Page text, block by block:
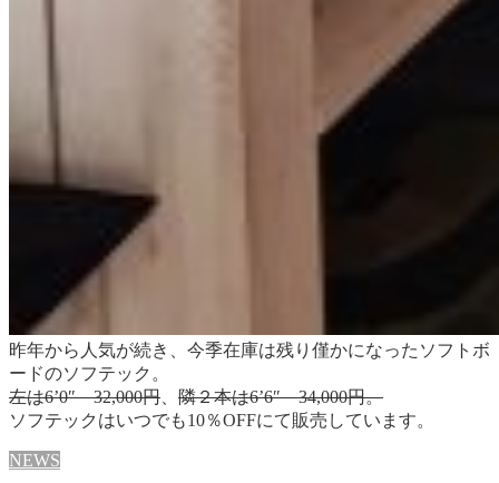
昨年から人気が続き、今季在庫は残り僅かになったソフトボ
ードのソフテック。
左は6’0″ 32,000円
隣２本は6’6″ 34,000円。
ソフテックはいつでも10％OFFにて販売しています。
NEWS